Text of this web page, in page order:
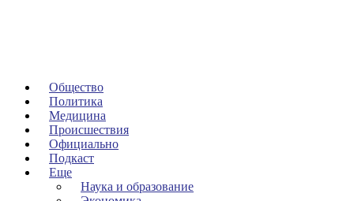
Общество
Политика
Медицина
Происшествия
Официально
Подкаст
Еще
Наука и образование